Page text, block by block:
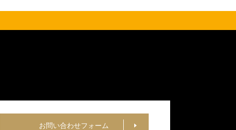
お問い合わせフォーム